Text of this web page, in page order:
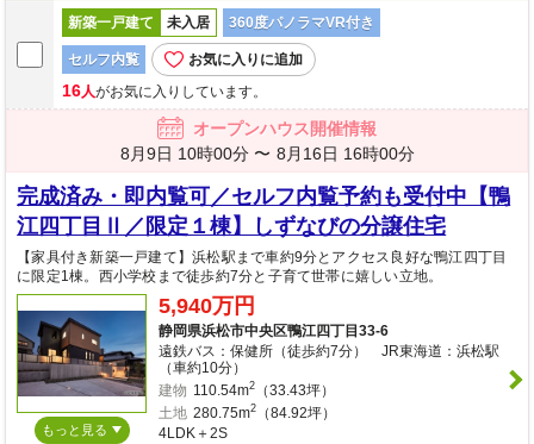
新築一戸建て 未入居 360度パノラマVR付き
セルフ内覧 お気に入りに追加
16人がお気に入りしています。
オープンハウス開催情報
8月9日 10時00分 〜 8月16日 16時00分
完成済み・即内覧可／セルフ内覧予約も受付中【鴨
江四丁目Ⅱ／限定１棟】しずなびの分譲住宅
【家具付き新築一戸建て】浜松駅まで車約9分とアクセス良好な鴨江四丁目
に限定1棟。西小学校まで徒歩約7分と子育て世帯に嬉しい立地。
もっと見る
5,940万円
静岡県浜松市中央区鴨江四丁目33-6
遠鉄バス：保健所（徒歩約7分） JR東海道：浜松駅
（車約10分）
建物 110.54m2（33.43坪）
土地 280.75m2（84.92坪）
4LDK＋2S